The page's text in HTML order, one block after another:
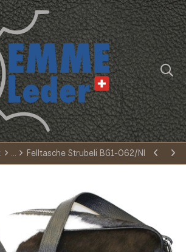
Felltasche Strubeli BG1-062/NI